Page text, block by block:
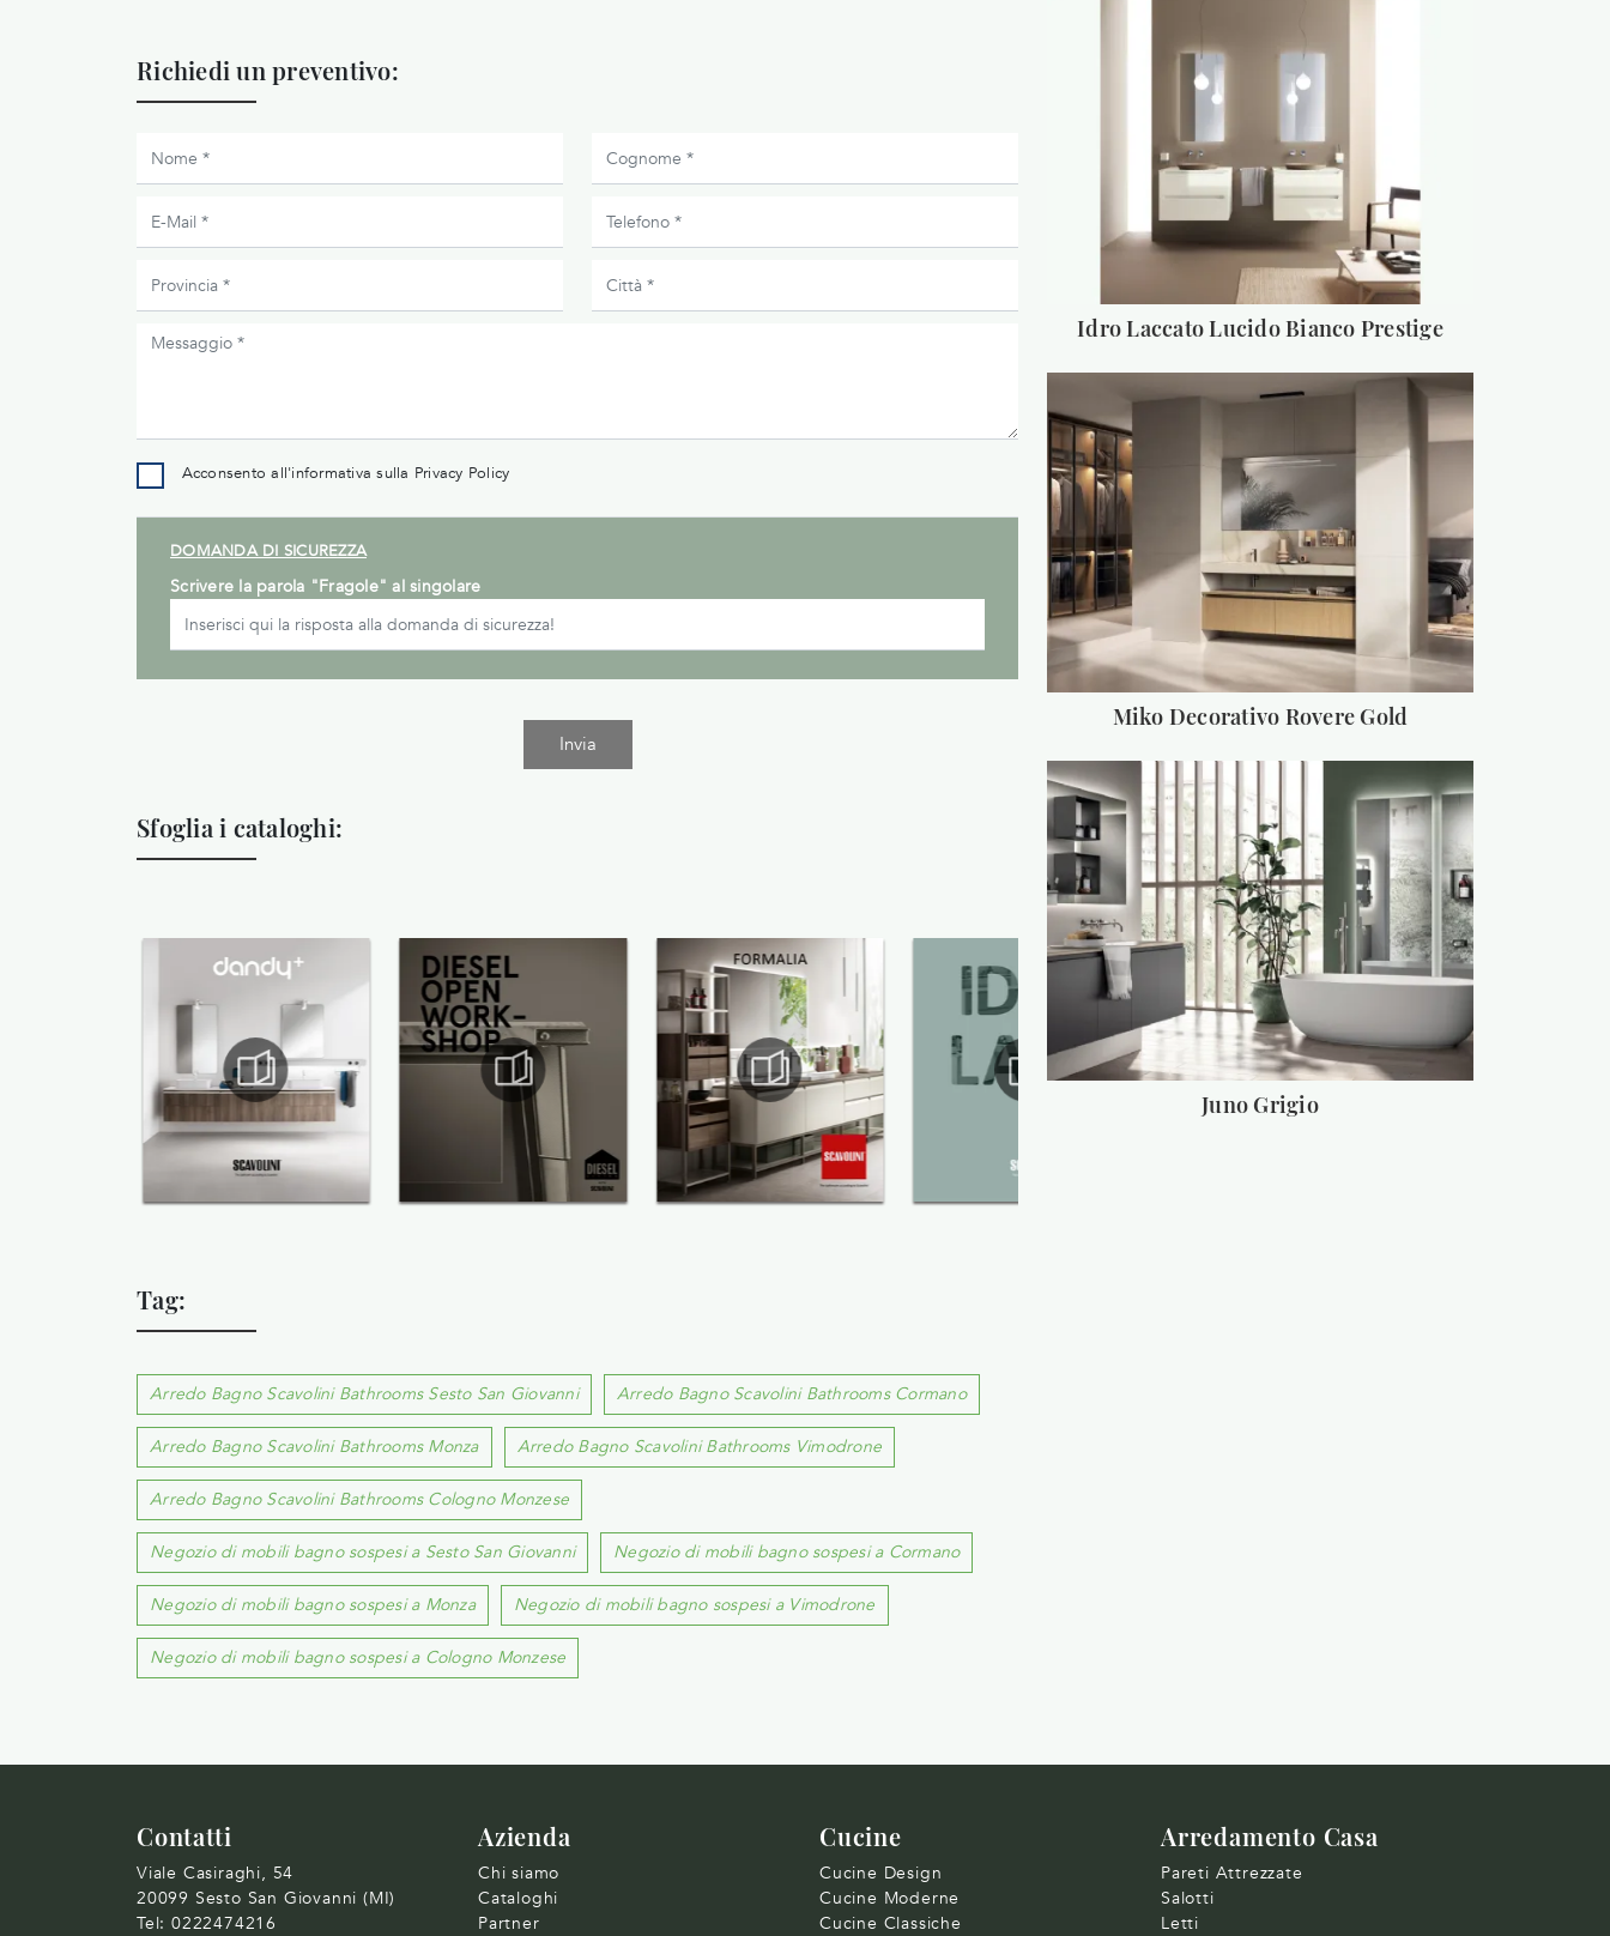
Richiedi un preventivo:
Acconsento all'informativa sulla Privacy Policy
DOMANDA DI SICUREZZA
Scrivere la parola "Fragole" al singolare
Invia
Sfoglia i cataloghi:
Tag:
Arredo Bagno Scavolini Bathrooms Sesto San Giovanni Arredo Bagno Scavolini Bathrooms Cormano
Arredo Bagno Scavolini Bathrooms Monza Arredo Bagno Scavolini Bathrooms Vimodrone
Arredo Bagno Scavolini Bathrooms Cologno Monzese
Negozio di mobili bagno sospesi a Sesto San Giovanni Negozio di mobili bagno sospesi a Cormano
Negozio di mobili bagno sospesi a Monza Negozio di mobili bagno sospesi a Vimodrone
Negozio di mobili bagno sospesi a Cologno Monzese
Idro Laccato Lucido Bianco Prestige
Miko Decorativo Rovere Gold
Juno Grigio
Contatti
Viale Casiraghi, 54
20099 Sesto San Giovanni (MI)
Tel: 0222474216
Azienda
Chi siamo
Cataloghi
Partner
Cucine
Cucine Design
Cucine Moderne
Cucine Classiche
Arredamento Casa
Pareti Attrezzate
Salotti
Letti